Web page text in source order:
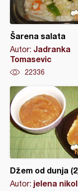
Šarena salata
Autor: Jadranka
Tomasevic
22336
Džem od dunja
Autor: jelena